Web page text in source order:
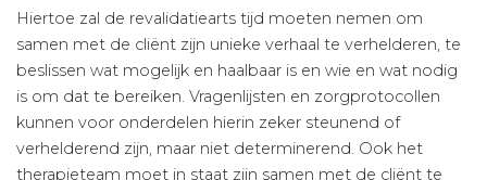
Hiertoe zal de revalidatiearts tijd moeten nemen om
samen met de cliënt zijn unieke verhaal te verhelderen, te
beslissen wat mogelijk en haalbaar is en wie en wat nodig
is om dat te bereiken. Vragenlijsten en zorgprotocollen
kunnen voor onderdelen hierin zeker steunend of
verhelderend zijn, maar niet determinerend. Ook het
therapieteam moet in staat zijn samen met de cliënt te